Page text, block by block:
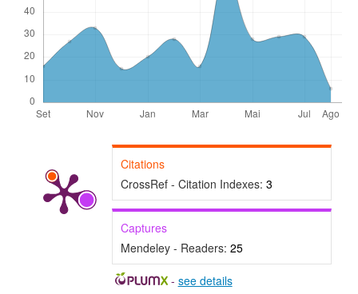
Citations
CrossRef - Citation Indexes: 3
Captures
Mendeley - Readers: 25
- see details